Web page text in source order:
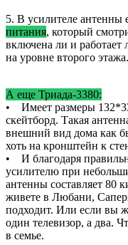
5. В усилителе антенны
питания, который
включена ли и работает
на уровне второго этажа.
А еще Триада-3380:
• Имеет размеры
скейтборд. Такая
внешний вид дома как
хоть на кронштейн к
• И благодаря
усилителю при
антенны составляет 80
живете в Любани,
подходит. Или если вы
один телевизор, а два.
в семье.